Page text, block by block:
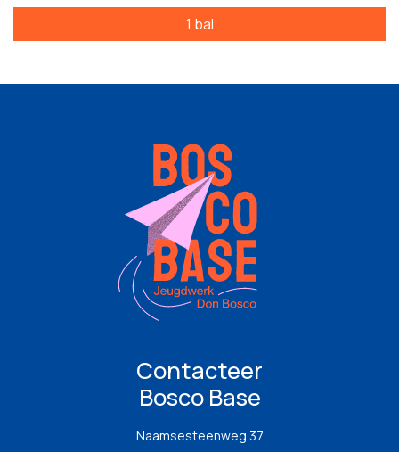
1 bal
Contacteer
Bosco Base
Naamsesteenweg 37